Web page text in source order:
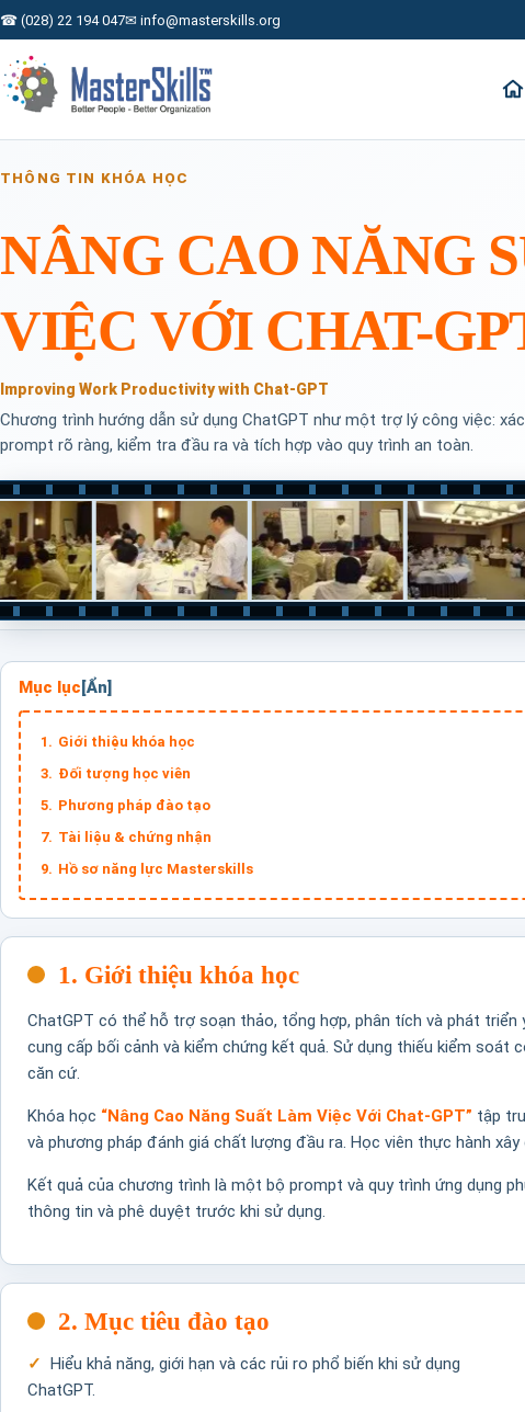
☎ (028) 22 194 047✉ info@masterskills.org
THÔNG TIN KHÓA HỌC
NÂNG CAO NĂNG
VIỆC VỚI CHAT-
Improving Work Productivity with Chat-GPT
Chương trình hướng dẫn sử dụng ChatGPT như một trợ lý công việc:
prompt rõ ràng, kiểm tra đầu ra và tích hợp vào quy trình an toàn.
Mục lục
Giới thiệu khóa học
Đối tượng học viên
Phương pháp đào tạo
Tài liệu & chứng nhận
Hồ sơ năng lực Masterskills
1. Giới thiệu khóa học
ChatGPT có thể hỗ trợ soạn thảo, tổng hợp, phân tích và phát
cung cấp bối cảnh và kiểm chứng kết quả. Sử dụng thiếu kiểm
căn cứ.
Khóa học “Nâng Cao Năng Suất Làm Việc Với Chat-GPT” tập
và phương pháp đánh giá chất lượng đầu ra. Học viên thực hành
Kết quả của chương trình là một bộ prompt và quy trình ứng dụng
thông tin và phê duyệt trước khi sử dụng.
2. Mục tiêu đào tạo
Hiểu khả năng, giới hạn và các rủi ro phổ biến khi sử dụng
ChatGPT.